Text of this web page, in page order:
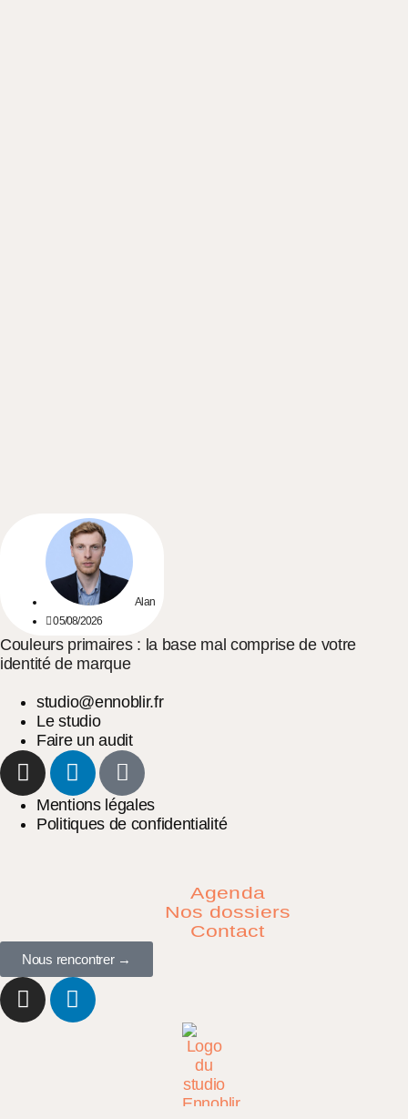
Alan
05/08/2026
Couleurs primaires : la base mal comprise de votre
identité de marque
studio@ennoblir.fr
Le studio
Faire un audit
Mentions légales
Politiques de confidentialité
Agenda
Nos dossiers
Contact
Nous rencontrer →